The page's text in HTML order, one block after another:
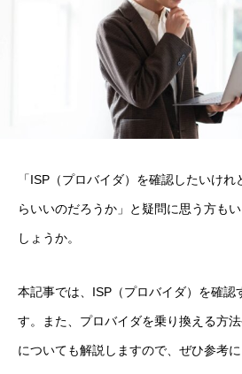
「ISP（プロバイダ）を確認したいけ
らいいのだろうか」と疑問に思う方も
しょうか。
本記事では、ISP（プロバイダ）を確認
す。また、プロバイダを乗り換える方
についても解説しますので、ぜひ参考に